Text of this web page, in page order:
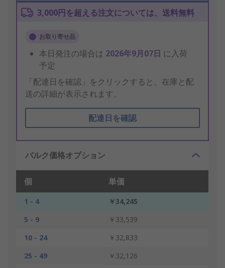
3,000円を超える注文については、送料無料
お取り寄せ品
本日発注の場合は 2026年9月07日 に入荷
予定
「配達日を確認」をクリックすると、在庫と配
送の詳細が表示されます。
配達日を確認
バルク価格オプション
個 単価
1 - 4
￥34,245
5 - 9
￥33,539
10 - 24
￥32,833
25 - 49
￥32,126